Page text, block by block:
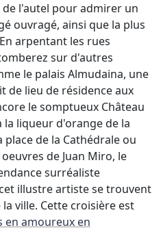
l'autel pour admirer un
ouvragé, ainsi que la plus
arpentant les rues
sur d'autres
le palais Almudaina, une
de lieu de résidence aux
le somptueux Château
la liqueur d'orange de la
place de la Cathédrale ou
de Juan Miro, le
surréaliste
illustre artiste se trouvent
ville. Cette croisière est
en amoureux en